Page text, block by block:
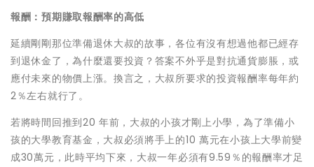
報酬：預期賺取報酬率的高低
延續剛剛那位準備退休大叔的故事，各位有沒有想過他都已經存
到退休金了，為什麼還要投資？答案不外乎是對抗通貨膨脹，或
應付未來的物價上漲。換言之，大叔所要求的投資報酬率每年約
2％左右就行了。
若將時間回推到20 年前，大叔的小孩才剛上小學，為了準備小
孩的大學教育基金，大叔必須將手上的10 萬元在小孩上大學前變
成30萬元，此時平均下來，大叔一年必須有9.59％的報酬率才足